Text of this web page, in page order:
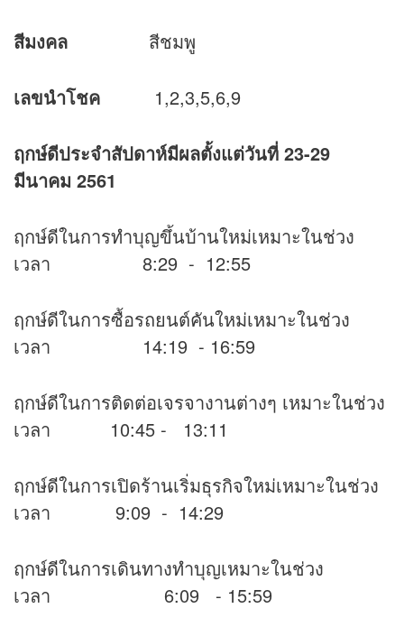
สีมงคล สีชมพู
เลขนำโชค 1,2,3,5,6,9
ฤกษ์ดีประจำสัปดาห์มีผลตั้งแต่วันที่ 23-29
มีนาคม 2561
ฤกษ์ดีในการทำบุญขึ้นบ้านใหม่เหมาะในช่วง
เวลา 8:29 - 12:55
ฤกษ์ดีในการซื้อรถยนต์คันใหม่เหมาะในช่วง
เวลา 14:19 - 16:59
ฤกษ์ดีในการติดต่อเจรจางานต่างๆ เหมาะในช่วง
เวลา 10:45 - 13:11
ฤกษ์ดีในการเปิดร้านเริ่มธุรกิจใหม่เหมาะในช่วง
เวลา 9:09 - 14:29
ฤกษ์ดีในการเดินทางทำบุญเหมาะในช่วง
เวลา 6:09 - 15:59